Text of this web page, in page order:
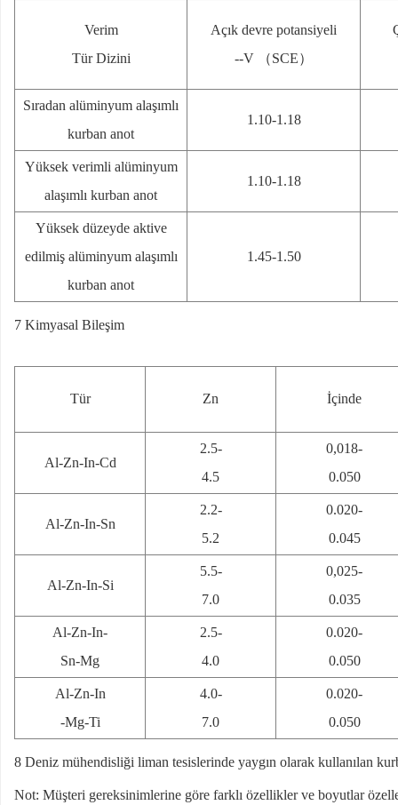
Verim
Tür Dizini
Açık devre potansiyeli
--V （SCE）
Sıradan alüminyum alaşımlı
kurban anot
1.10-1.18
Yüksek verimli alüminyum
alaşımlı kurban anot
1.10-1.18
Yüksek düzeyde aktive
edilmiş alüminyum alaşımlı
kurban anot
1.45-1.50
7 Kimyasal Bileşim
Tür Zn İçinde
Al-Zn-In-Cd
2.5-
4.5
0,018-
0.050
Al-Zn-In-Sn
2.2-
5.2
0.020-
0.045
Al-Zn-In-Si
5.5-
7.0
0,025-
0.035
Al-Zn-In-
Sn-Mg
2.5-
4.0
0.020-
0.050
Al-Zn-In
-Mg-Ti
4.0-
7.0
0.020-
0.050
8 Deniz mühendisliği liman tesislerinde yaygın olarak kullanılan
Not: Müşteri gereksinimlerine göre farklı özellikler ve boyutlar